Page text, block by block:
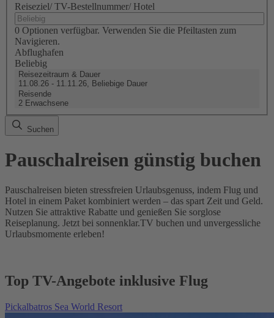
Reiseziel/ TV-Bestellnummer/ Hotel
0 Optionen verfügbar. Verwenden Sie die Pfeiltasten zum
Navigieren.
Abflughafen
Beliebig
Reisezeitraum & Dauer
11.08.26 - 11.11.26, Beliebige Dauer
Reisende
2 Erwachsene
Suchen
Pauschalreisen günstig buchen
Pauschalreisen bieten stressfreien Urlaubsgenuss, indem Flug und
Hotel in einem Paket kombiniert werden – das spart Zeit und Geld.
Nutzen Sie attraktive Rabatte und genießen Sie sorglose
Reiseplanung. Jetzt bei sonnenklar.TV buchen und unvergessliche
Urlaubsmomente erleben!
Top TV-Angebote inklusive Flug
Pickalbatros Sea World Resort